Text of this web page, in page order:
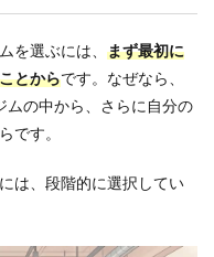
を選ぶには、 まず最初に
とからです。なぜなら、
ムの中から
、さらに自分の
です。
は、段階的に選択してい